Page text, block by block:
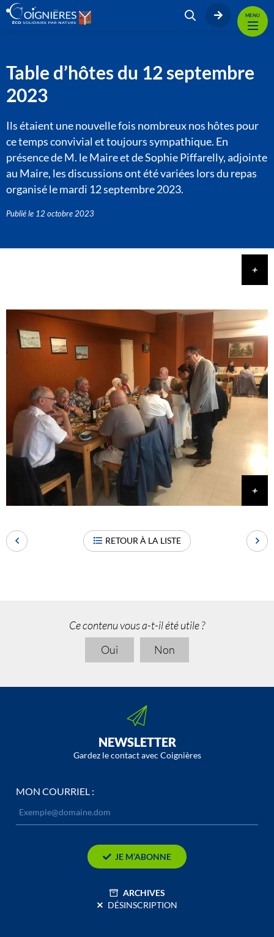
MENU
Table d’hôtes du 12 septembre
2023
Ils étaient une nouvelle fois nombreux nos hôtes pour
ce temps convivial et toujours sympathique. En
présence de M. le Maire et de Sophie Piffarelly, adjointe
au Maire, les discussions ont été variées lors du repas
organisé le mardi 12 septembre 2023.
Publié le 12 octobre 2023
RETOUR À LA LISTE
Ce contenu vous a-t-il été utile ?
Oui
Non
NEWSLETTER
Gardez le contact avec Coignières
MON COURRIEL :
JE M’ABONNE
ARCHIVES
DÉSINSCRIPTION